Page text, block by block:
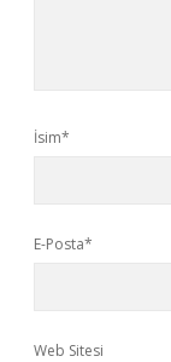
İsim*
E-Posta*
Web Sitesi